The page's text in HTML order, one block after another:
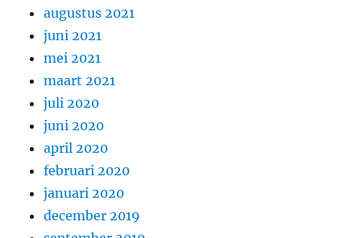
augustus 2021
juni 2021
mei 2021
maart 2021
juli 2020
juni 2020
april 2020
februari 2020
januari 2020
december 2019